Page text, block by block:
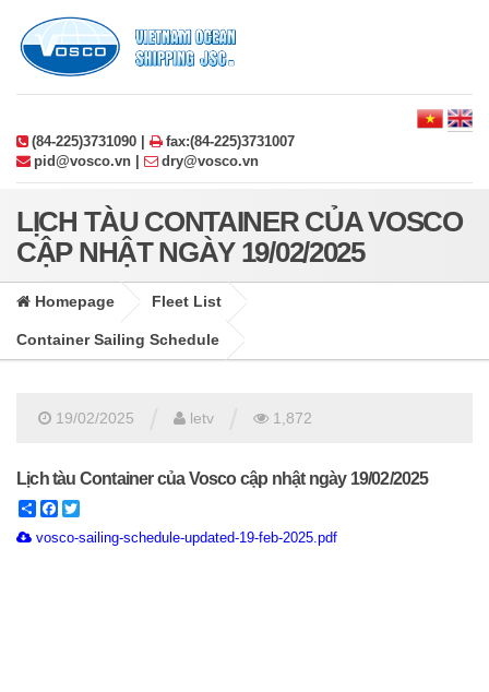
(84-225)3731090 |
fax:(84-225)3731007
pid@vosco.vn |
dry@vosco.vn
LỊCH TÀU CONTAINER CỦA VOSCO
CẬP NHẬT NGÀY 19/02/2025
Homepage Fleet List
Container Sailing Schedule
19/02/2025 letv 1,872
Lịch tàu Container của Vosco cập nhật ngày 19/02/2025
ShareFacebook
vosco-sailing-schedule-updated-19-feb-2025.pdf